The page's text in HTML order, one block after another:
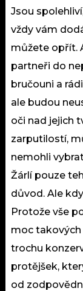
Jsou
vždy vám
můžete opřít.
partneři do
bručouni a
ale budou
oči nad jejich
zarputilostí,
nemohli
Žárlí pouze
důvod. Ale
Protože vše
moc takových
trochu
protějšek,
od